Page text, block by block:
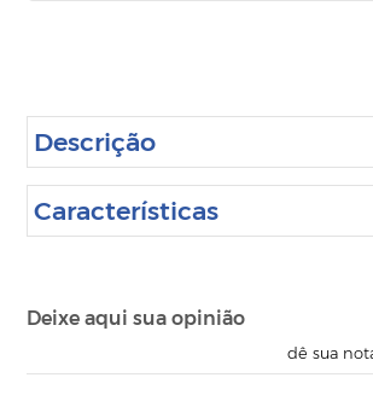
Descrição
Características
Deixe aqui sua opinião
dê sua